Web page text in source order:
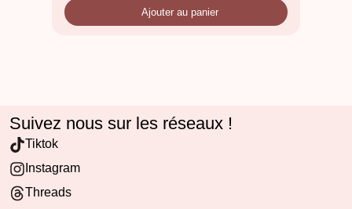
Ajouter au panier
Suivez nous sur les réseaux !
Tiktok
Instagram
Threads